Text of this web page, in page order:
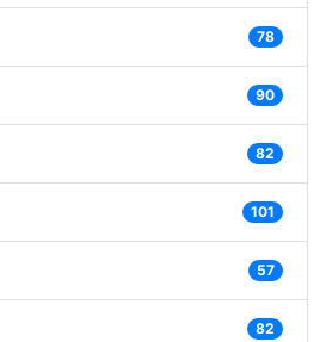
78
90
82
101
57
82